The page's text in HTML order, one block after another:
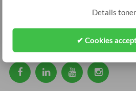
Details
✔ Cookies
info@ledshop-